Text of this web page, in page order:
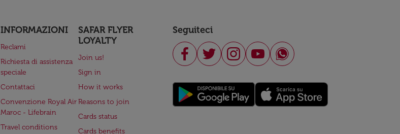
INFORMAZIONI
Reclami
Richiesta di assistenza
speciale
Contattaci
Convenzione Royal Air
Maroc - Lifebrain
Travel conditions
SAFAR FLYER
LOYALTY
Join us!
Sign in
How it works
Reasons to join
Cards status
Cards benefits
Seguiteci